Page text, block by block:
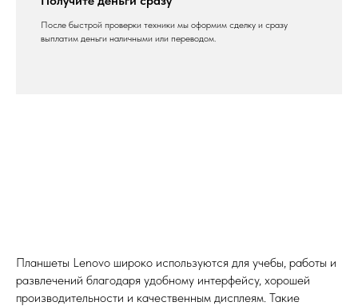
После быстрой проверки техники мы оформим сделку и сразу
выплатим деньги наличными или переводом.
Планшеты Lenovo широко используются для учебы, работы и
развлечений благодаря удобному интерфейсу, хорошей
производительности и качественным дисплеям. Такие